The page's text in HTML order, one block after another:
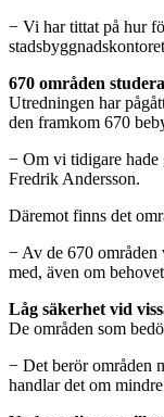
− Vi har tittat på hur
670 områden
Utredningen har
den framkom 670
− Om vi tidigare hade
Fredrik Andersson.
Däremot finns det
− Av de 670 områden
med, även om
Låg säkerhet vid
De områden som
− Det berör områden
handlar det om